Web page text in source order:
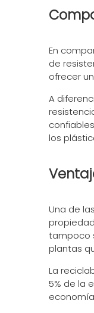
En
de
ofrecer
A
los
Una de
tampoco
plantas
La
5% de la